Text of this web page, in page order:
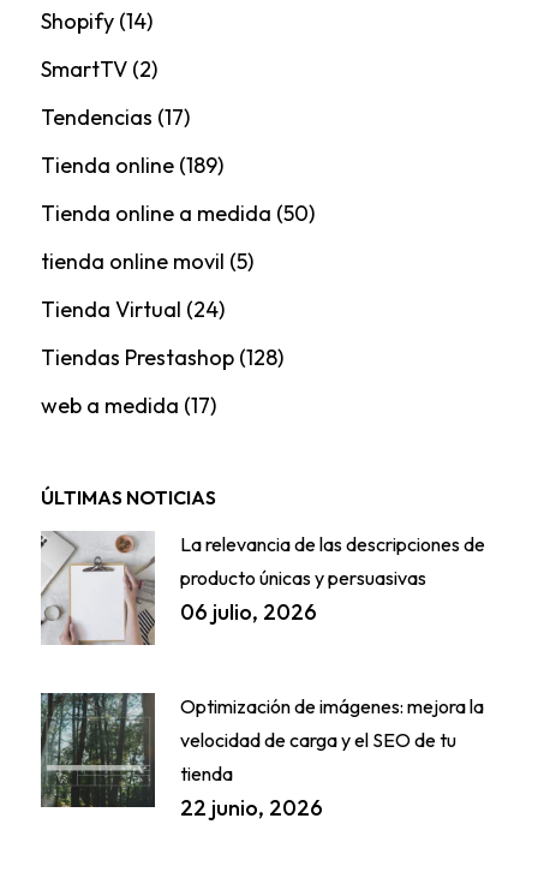
Shopify(14)
SmartTV(2)
Tendencias (17)
Tienda online(189)
Tienda online a medida (50)
tienda online movil (5)
Tienda Virtual (24)
Tiendas Prestashop(128)
web a medida (17)
ÚLTIMAS NOTICIAS
La relevancia de las descripciones de
producto únicas y persuasivas
06 julio, 2026
Optimización de imágenes: mejora la
velocidad de carga y el SEO de tu
tienda
22 junio, 2026